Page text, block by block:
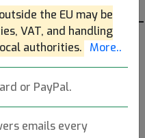
the EU may be
VAT, and handling
authorities. More..
or PayPal.
emails every
tips – från discar och
tillbehör.Mer..